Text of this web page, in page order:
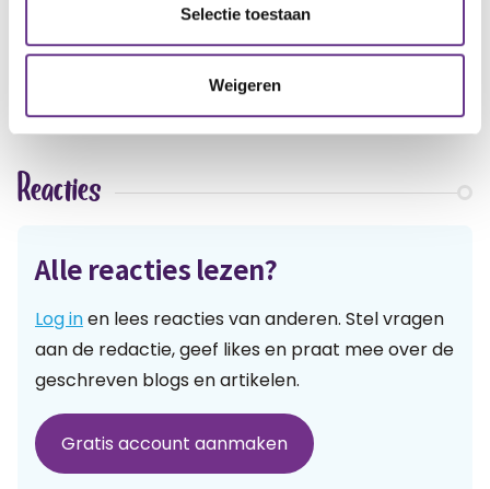
Selectie toestaan
Weigeren
Wat vind je van ditartikel?
2
Reacties
Alle reacties lezen?
Log inen lees reacties van anderen. Stel vragen
aan de redactie, geef likes en praat mee over de
geschreven blogs en artikelen.
Gratis account aanmaken